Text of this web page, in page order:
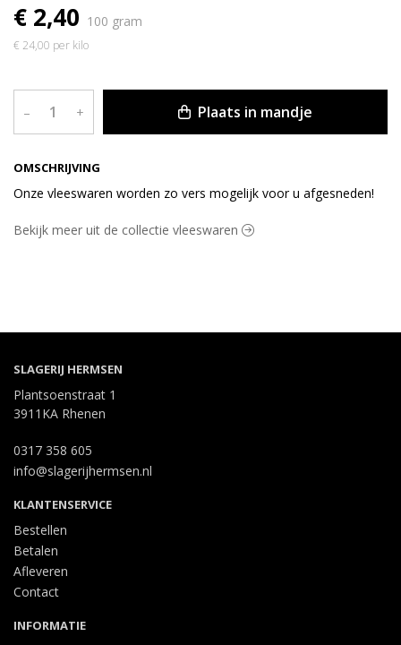
OMSCHRIJVING
Onze vleeswaren worden zo vers mogelijk voor u afgesneden!
€ 2,40 100 gram
€ 24,00 per kilo
– + Plaats in mandje
Bekijk meer uit de collectie vleeswaren
SLAGERIJ HERMSEN
Plantsoenstraat 1
3911KA Rhenen
0317 358 605
info@slagerijhermsen.nl
KLANTENSERVICE
Bestellen
Betalen
Afleveren
Contact
INFORMATIE